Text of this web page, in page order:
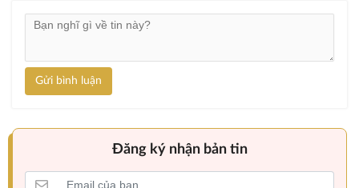
Gửi bình luận
Đăng ký nhận bản tin